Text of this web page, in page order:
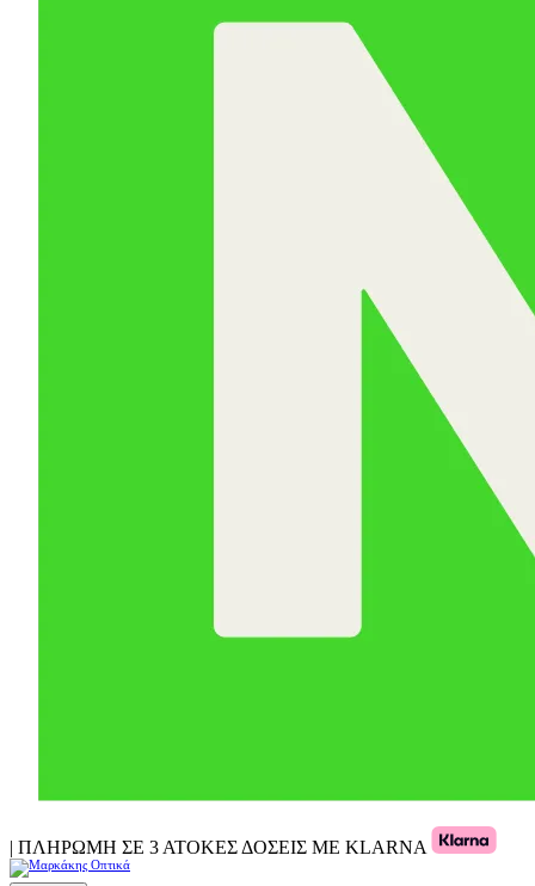
| ΠΛΗΡΩΜΗ ΣΕ 3 ΑΤΟΚΕΣ ΔΟΣΕΙΣ ΜΕ KLARNA